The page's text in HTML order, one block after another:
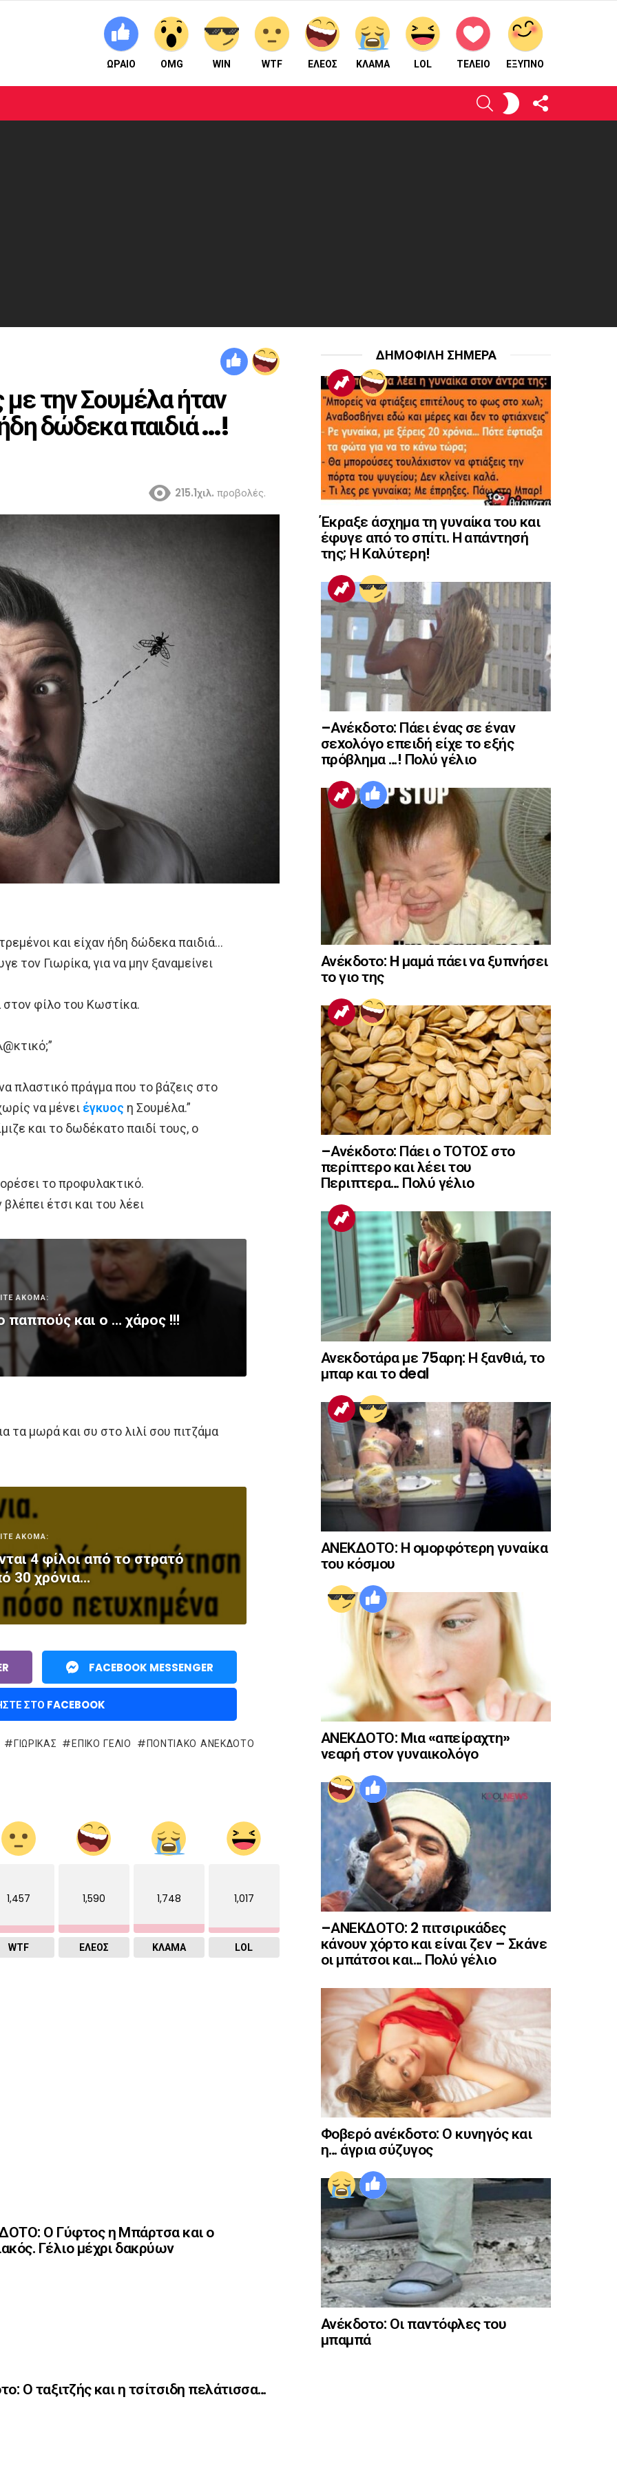
ΩΡΑΙΟ OMG WIN WTF ΕΛΕΟΣ ΚΛΑΜΑ LOL ΤΕΛΕΙΟ ΈΞΥΠΝΟ
ΑΝΑΖΉΤΗΣΗΕΝΕΡΓΟΠΟΙΉΣΤΕ
ΤΟ
ΔΈΡΜΑ
την Σουμέλα ήταν
δώδεκα παιδιά …!
215.1χιλ. προβολές.
και είχαν ήδη δώδεκα παιδιά…
τον Γιωρίκα, για να μην ξαναμείνει
φίλο του Κωστίκα.
πλαστικό πράγμα που το βάζεις στο
να μένει έγκυος η Σoυμέλα.”
και το δωδέκατο παιδί τους, ο
το προφυλακτικό.
βλέπει έτσι και του λέει
ΑΚΟΜΑ:
και ο … χάρος !!!
τα μωρά και συ στο λιλί σου πιτζάμα
ΑΚΟΜΑ:
4 φίλοι από το στρατό
30 χρόνια…
FACEBOOK MESSENGER
ΣΤΟ FACEBOOK
ΓΙΩΡΙΚΑΣ ΕΠΙΚΌ ΓΈΛΙΟ ΠΟΝΤΙΑΚΌ ΑΝΈΚΔΟΤΟ
1,457
WTF
1,590
ΕΛΕΟΣ
1,748
ΚΛΑΜΑ
1,017
LOL
Ο Γύφτος η Μπάρτσα και ο
Γέλιο μέχρι δακρύων
Ο ταξιτζής και η τσίτσιδη πελάτισσα…
ΔΗΜΟΦΙΛΗ ΣΗΜΕΡΑ
Έκραξε άσχημα τη γυναίκα του και
έφυγε από το σπίτι. Η απάντησή
της; Η Καλύτερη!
–Ανέκδοτο: Πάει ένας σε έναν
σεxολόγο επειδή είχε το εξής
πρόβλημα …! Πολύ γέλιο
Ανέκδοτο: H μαμά πάει να ξυπνήσει
το γιο της
–Ανέκδοτο: Πάει ο ΤΟΤΟΣ στο
περίπτερο και λέει του
Περιπτερα… Πολύ γέλιο
Ανεκδοτάρα με 75αρη: Η ξανθιά, το
μπαρ και το deal
ΑΝΕΚΔΟΤΟ: Η ομορφότερη γυναίκα
του κόσμου
ΑΝΕΚΔΟΤΟ: Μια «απείραχτη»
νεαρή στον γυναικολόγο
–ΑΝΕΚΔΟΤΟ: 2 πιτσιρικάδες
κάνουν χόρτο και είναι ζεν – Σκάνε
οι μπάτσοι και… Πολύ γέλιο
Φοβερό ανέκδοτο: Ο κυνηγός και
η… άγρια σύζυγος
Ανέκδοτο: Οι παντόφλες του
μπαμπά